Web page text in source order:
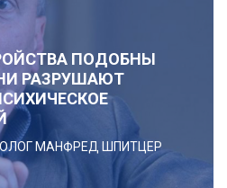
ПОДОБНЫ
РАЗРУШАЮТ
МАНФРЕД ШПИТЦЕР